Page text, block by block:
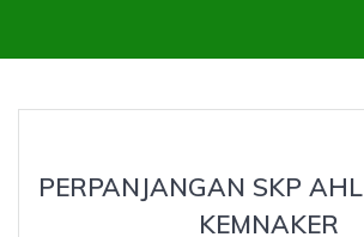
PERPANJANGAN SKP
KEMNAKER